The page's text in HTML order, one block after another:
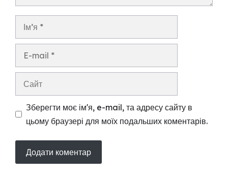
Зберегти моє ім'я, e-mail, та адресу сайту в
цьому браузері для моїх подальших коментарів.